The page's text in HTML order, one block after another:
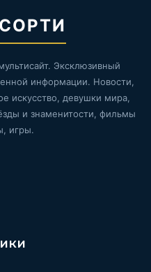
Эксклюзивный
информации. Новости,
искусство, девушки мира,
и знаменитости, фильмы
игры.